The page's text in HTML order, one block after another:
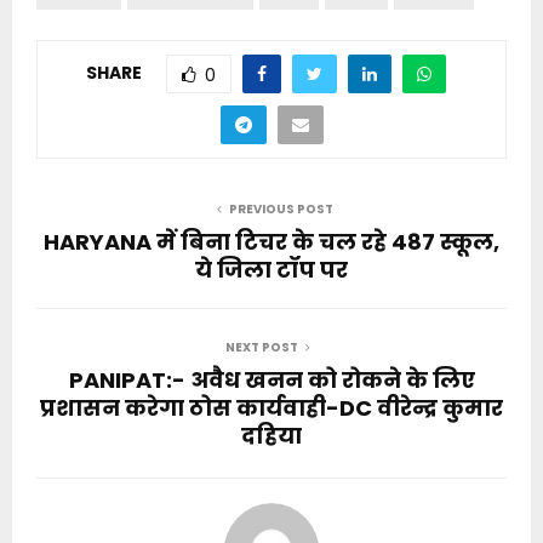
SHARE 0
PREVIOUS POST
HARYANA में बिना टिचर के चल रहे 487 स्कूल,
ये जिला टॉप पर
NEXT POST
PANIPAT:- अवैध खनन को रोकने के लिए
प्रशासन करेगा ठोस कार्यवाही-DC वीरेन्द्र कुमार
दहिया